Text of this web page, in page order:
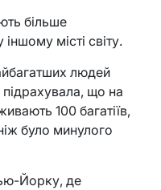
більше
місті світу.
людей
що на
100 багатіїв,
було минулого
Йорку, де